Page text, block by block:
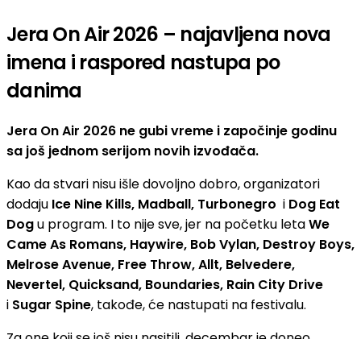
Jera On Air 2026 – najavljena nova
imena i raspored nastupa po
danima
Jera On Air 2026 ne gubi vreme i započinje godinu
sa još jednom serijom novih izvođača.
Kao da stvari nisu išle dovoljno dobro, organizatori
dodaju Ice Nine Kills, Madball, Turbonegro i Dog Eat
Dogu program. I to nije sve, jer na početku letaWe
Came As Romans, Haywire, Bob Vylan, Destroy Boys,
Melrose Avenue, Free Throw, Allt, Belvedere,
Nevertel, Quicksand, Boundaries, Rain City Drive
i Sugar Spine, takođe, će nastupati na festivalu.